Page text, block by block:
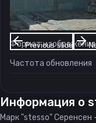
Previous slide
Разрешение
Соотношение сторон
Формат изображения
Частота обновления
Информация о
Марк "stesso" Серенсен